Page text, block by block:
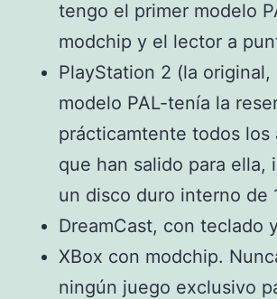
tengo el primer modelo
modchip y el lector a
PlayStation 2 (la original,
modelo PAL-tenía la
prácticamtente todos los
que han salido para ella,
un disco duro interno de
DreamCast, con teclado
XBox con modchip.
ningún juego exclusivo